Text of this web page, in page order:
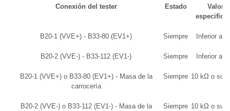
Conexión del tester Estado
Valor
B20-1 (VVE+) - B33-80 (EV1+) Siempre Inferior a
B20-2 (VVE-) - B33-112 (EV1-) Siempre Inferior a
B20-1 (VVE+) o B33-80 (EV1+) - Masa de la
carrocería
Siempre 10 kΩ o
B20-2 (VVE-) o B33-112 (EV1-) - Masa de la
Siempre 10 kΩ o